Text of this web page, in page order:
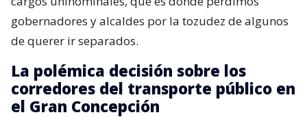
gobernadores y alcaldes por la tozudez de algunos
de querer ir separados.
La polémica decisión sobre los
corredores del transporte público en
el Gran Concepción